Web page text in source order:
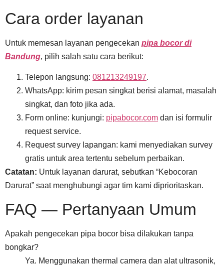
Cara order layanan
Untuk memesan layanan pengecekan pipa bocor di
Bandung, pilih salah satu cara berikut:
Telepon langsung: 081213249197.
WhatsApp: kirim pesan singkat berisi alamat, masalah
singkat, dan foto jika ada.
Form online: kunjungi: pipabocor.com dan isi formulir
request service.
Request survey lapangan: kami menyediakan survey
gratis untuk area tertentu sebelum perbaikan.
Catatan: Untuk layanan darurat, sebutkan “Kebocoran
Darurat” saat menghubungi agar tim kami diprioritaskan.
FAQ — Pertanyaan Umum
Apakah pengecekan pipa bocor bisa dilakukan tanpa
bongkar?
Ya. Menggunakan thermal camera dan alat ultrasonik,